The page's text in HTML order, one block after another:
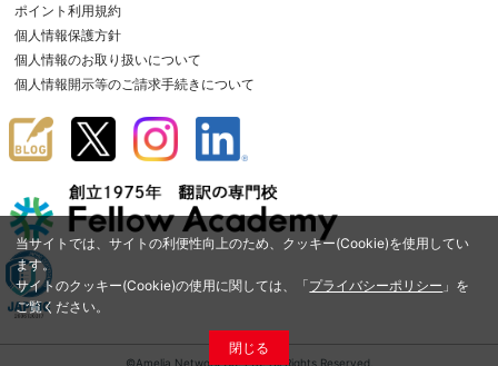
当サイトでは、サイトの利便性向上のため、クッキー(Cookie)を使用してい
ます。
サイトのクッキー(Cookie)の使用に関しては、「プライバシーポリシー 」を
ご覧ください。
閉じる
ポイント利用規約
個人情報保護方針
個人情報のお取り扱いについて
個人情報開示等のご請求手続きについて
©Amelia Network Co.,Ltd. All Rights Reserved.